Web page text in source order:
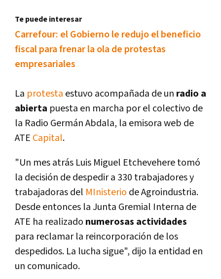
Te puede interesar
Carrefour: el Gobierno le redujo el beneficio
fiscal para frenar la ola de protestas
empresariales
La protesta estuvo acompañada de un radio a
abierta puesta en marcha por el colectivo de
la Radio Germán Abdala, la emisora web de
ATE Capital.
"Un mes atrás Luis Miguel Etchevehere tomó
la decisión de despedir a 330 trabajadores y
trabajadoras del MInisterio de Agroindustria.
Desde entonces la Junta Gremial Interna de
ATE ha realizado numerosas actividades
para reclamar la reincorporación de los
despedidos. La lucha sigue", dijo la entidad en
un comunicado.